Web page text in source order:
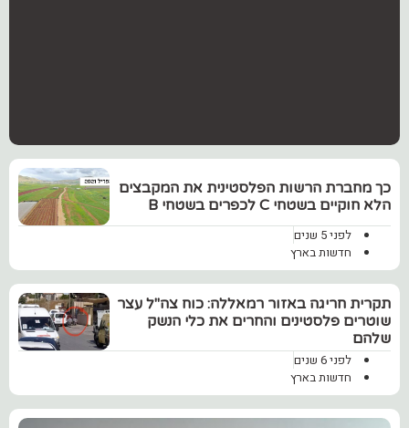
כך מחברת הרשות הפלסטינית את המקבצים
הלא חוקיים בשטחי C לכפרים בשטחי B
לפני 5 שנים
חדשות בארץ
‏תקרית חריגה באזור רמאללה: כוח צה"ל עצר
שוטרים פלסטינים והחרים את כלי הנשק
שלהם
לפני 6 שנים
חדשות בארץ